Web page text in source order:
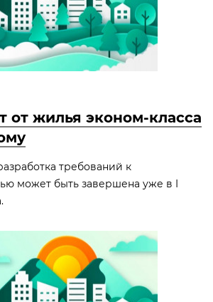
от жилья эконом-класса
требований к
может быть завершена уже в I